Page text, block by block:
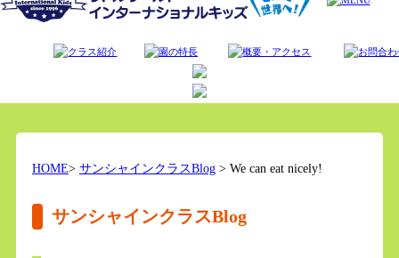
HOME> サンシャインクラスBlog> We can eat nicely!
サンシャインクラスBlog